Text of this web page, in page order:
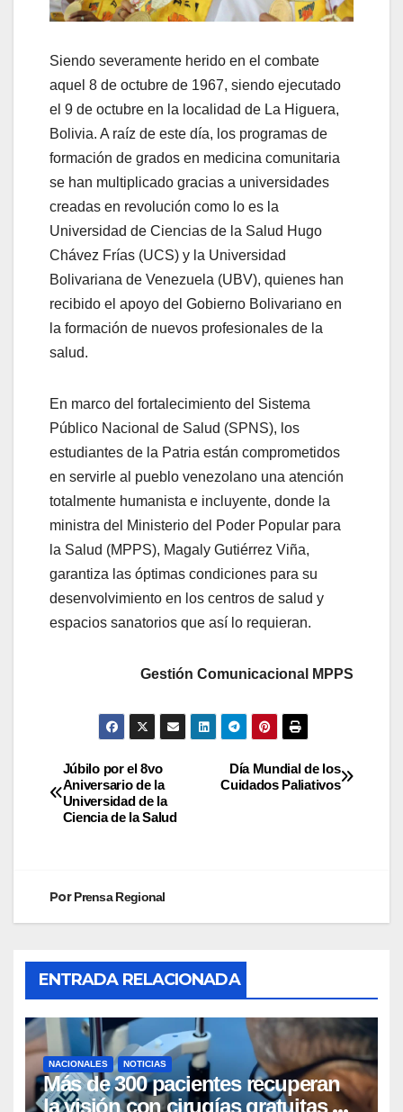
Siendo severamente herido en el combate
aquel 8 de octubre de 1967, siendo ejecutado
el 9 de octubre en la localidad de La Higuera,
Bolivia. A raíz de este día, los programas de
formación de grados en medicina comunitaria
se han multiplicado gracias a universidades
creadas en revolución como lo es la
Universidad de Ciencias de la Salud Hugo
Chávez Frías (UCS) y la Universidad
Bolivariana de Venezuela (UBV), quienes han
recibido el apoyo del Gobierno Bolivariano en
la formación de nuevos profesionales de la
salud.
En marco del fortalecimiento del Sistema
Público Nacional de Salud (SPNS), los
estudiantes de la Patria están comprometidos
en servirle al pueblo venezolano una atención
totalmente humanista e incluyente, donde la
ministra del Ministerio del Poder Popular para
la Salud (MPPS), Magaly Gutiérrez Viña,
garantiza las óptimas condiciones para su
desenvolvimiento en los centros de salud y
espacios sanatorios que así lo requieran.
Gestión Comunicacional MPPS
Día Mundial de los
Cuidados Paliativos
Júbilo por el 8vo
Aniversario de la
Universidad de la
Ciencia de la Salud
PorPrensa Regional
ENTRADA RELACIONADA
NACIONALES NOTICIAS
Más de 300 pacientes recuperan
la visión con cirugías gratuitas de